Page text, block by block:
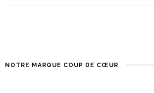
NOTRE MARQUE COUP DE CŒUR